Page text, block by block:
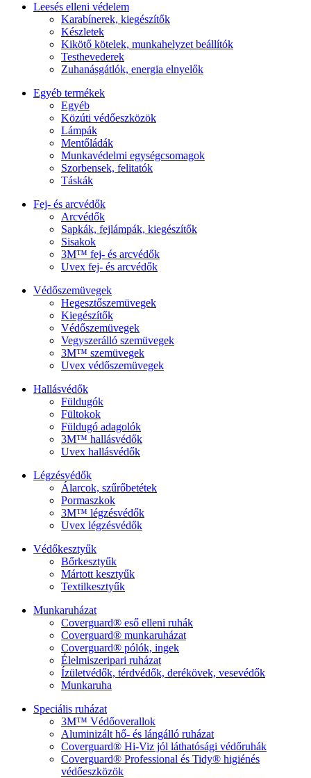
Leesés elleni védelem
Karabínerek, kiegészítők
Készletek
Kikötő kötelek, munkahelyzet beállítók
Testhevederek
Zuhanásgátlók, energia elnyelők
Egyéb termékek
Egyéb
Közúti védőeszközök
Lámpák
Mentőládák
Munkavédelmi egységcsomagok
Szorbensek, felitatók
Táskák
Fej- és arcvédők
Arcvédők
Sapkák, fejlámpák, kiegészítők
Sisakok
3M™ fej- és arcvédők
Uvex fej- és arcvédők
Védőszemüvegek
Hegesztőszemüvegek
Kiegészítők
Védőszemüvegek
Vegyszerálló szemüvegek
3M™ szemüvegek
Uvex védőszemüvegek
Hallásvédők
Füldugók
Fültokok
Füldugó adagolók
3M™ hallásvédők
Uvex hallásvédők
Légzésvédők
Álarcok, szűrőbetétek
Pormaszkok
3M™ légzésvédők
Uvex légzésvédők
Védőkesztyűk
Bőrkesztyűk
Mártott kesztyűk
Textilkesztyűk
Munkaruházat
Coverguard® eső elleni ruhák
Coverguard® munkaruházat
Coverguard® pólók, ingek
Élelmiszeripari ruházat
Ízületvédők, térdvédők, derékövek, vesevédők
Munkaruha
Speciális ruházat
3M™ Védőoverallok
Aluminizált hő- és lángálló ruházat
Coverguard® Hi-Viz jól láthatósági védőruhák
Coverguard® Professional és Tidy® higiénés
védőeszközök